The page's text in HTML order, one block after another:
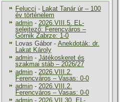
Felucci - Lakat Tanár úr – 100
év történelem
admin - 2026.VIII.5. EL-
selejtező: Ferencváros –
Górnik Zabrze: 1-0
Lovas Gábor - Anekdoták: dr.
Lakat Károly
admin - Játékoskeret és
szakmai stáb – 2026/27
admin - 2026.VIII.2.
Ferencváros – Vasas: 0-0
admin - 2026.VIII.2.
Ferencváros – Vasas: 0-0
admin - 2026.VII.30. EL-